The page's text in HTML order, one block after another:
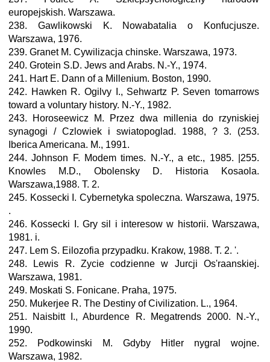
europejskish. Warszawa.
238. Gawlikowski K. Nowabatalia о Konfucjusze.
Warszawa, 1976.
239. Granet M. Cywilizacja chinske. Warszawa, 1973.
240. Grotein S.D. Jews and Arabs. N.-Y., 1974.
241. Hart E. Dann of a Millenium. Boston, 1990.
242. Hawken R. Ogilvy I., Sehwartz P. Seven tomarrows
toward a voluntary history. N.-Y., 1982.
243. Horoseewicz M. Przez dwa millenia do rzyniskiej
synagogi / Czlowiek i swiatopoglad. 1988, ? 3. (253.
Iberica Americana. M., 1991.
244. Johnson F. Modem times. N.-Y., a etc., 1985. |255.
Knowles M.D., Obolensky D. Historia Kosaola.
Warszawa,1988. T. 2.
245. Kossecki I. Cybernetyka spoleczna. Warszawa, 1975.
.
246. Kossecki I. Gry sil i interesow w historii. Warszawa,
1981. i.
247. Lem S. Eilozofia przypadku. Krakow, 1988. T. 2. '.
248. Lewis R. Zycie codzienne w Jurcji Os'raanskiej.
Warszawa, 1981.
249. Moskati S. Fonicane. Praha, 1975.
250. Mukerjee R. The Destiny of Civilization. L., 1964.
251. Naisbitt I., Aburdence R. Megatrends 2000. N.-Y.,
1990.
252. Podkowinski M. Gdyby Hitler nygral wojne.
Warszawa, 1982.